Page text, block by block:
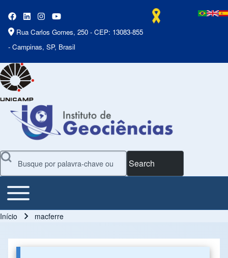
Rua Carlos Gomes, 250 - CEP: 13083-855
- Campinas, SP, Brasil
Search
Main Menu
Toggle main menu
Início macferre